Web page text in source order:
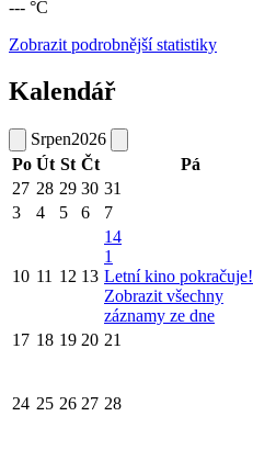
--- °C
Zobrazit podrobnější statistiky
Kalendář
Srpen2026
Po Út St Čt Pá
27 28 29 30 31
3
4 5 6 7
10 11 12 13
14
1
Letní kino pokračuje!
Zobrazit všechny
záznamy ze dne
17 18 19 20 21
24 25 26 27 28